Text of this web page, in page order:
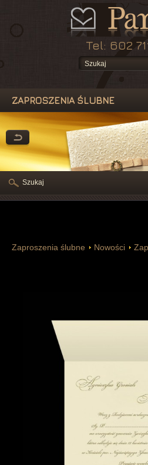
Tel: 602
ZAPROSZENIA ŚLUBNE
Zaproszenia ślubne Nowości
Szukaj